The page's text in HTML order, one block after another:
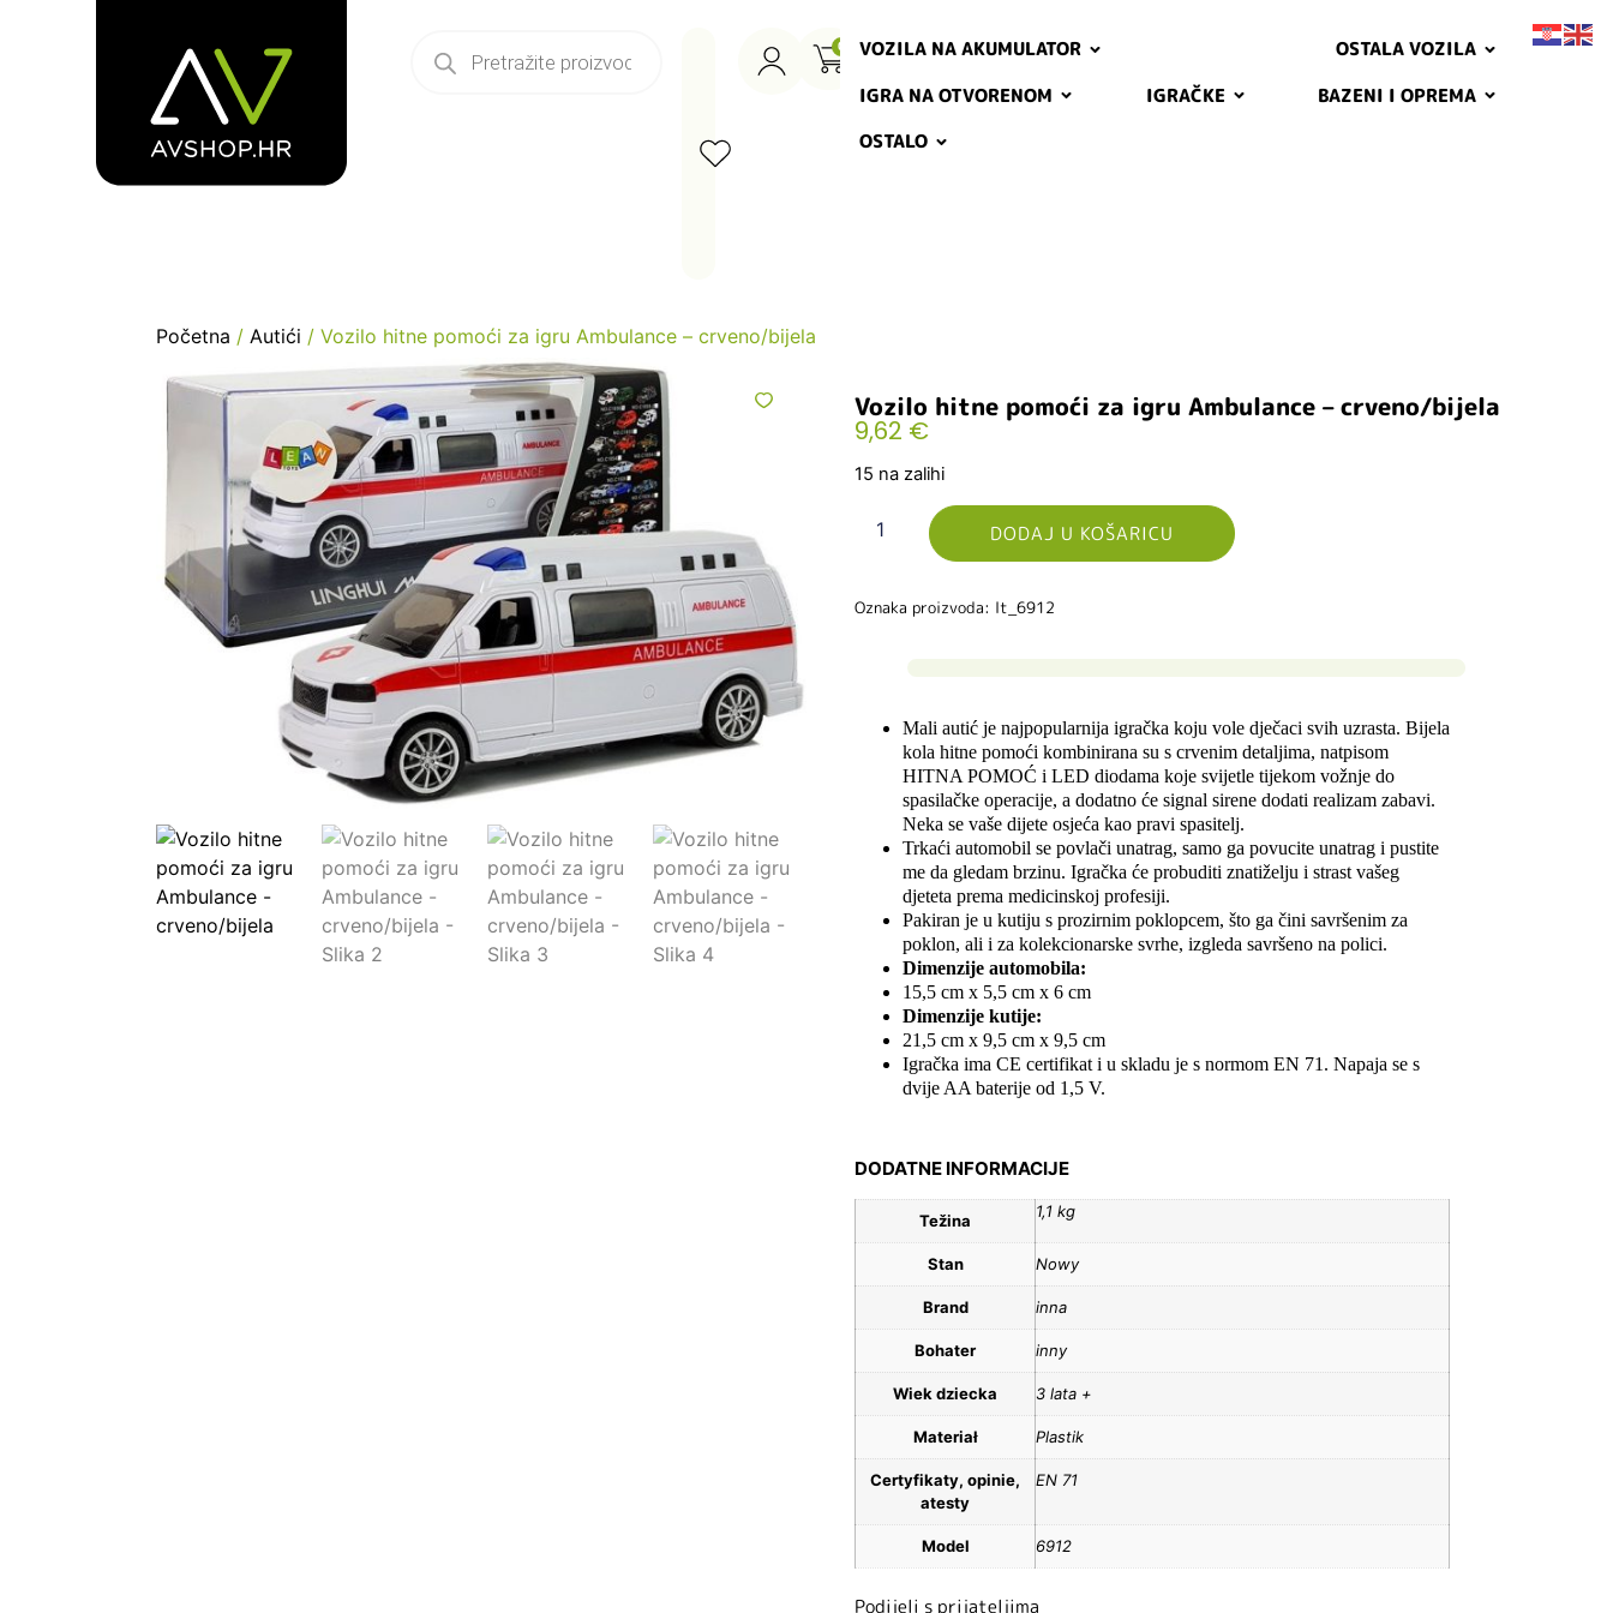
0 VOZILA NA AKUMULATOR
OSTALA VOZILA
IGRA NA OTVORENOM
IGRAČKE
BAZENI I OPREMA
OSTALO
Početna / Autići / Vozilo hitne pomoći za igru Ambulance – crveno/bijela
Vozilo hitne pomoći za igru Ambulance – crveno/bijela
9,62 €
15 na zalihi
DODAJ U KOŠARICU
Oznaka proizvoda: lt_6912
Mali autić je najpopularnija igračka koju vole dječaci svih uzrasta. Bijela
kola hitne pomoći kombinirana su s crvenim detaljima, natpisom
HITNA POMOĆ i ​​LED diodama koje svijetle tijekom vožnje do
spasilačke operacije, a dodatno će signal sirene dodati realizam zabavi.
Neka se vaše dijete osjeća kao pravi spasitelj.
Trkaći automobil se povlači unatrag, samo ga povucite unatrag i pustite
me da gledam brzinu. Igračka će probuditi znatiželju i strast vašeg
djeteta prema medicinskoj profesiji.
Pakiran je u kutiju s prozirnim poklopcem, što ga čini savršenim za
poklon, ali i za kolekcionarske svrhe, izgleda savršeno na polici.
Dimenzije automobila:
15,5 cm x 5,5 cm x 6 cm
Dimenzije kutije:
21,5 cm x 9,5 cm x 9,5 cm
Igračka ima CE certifikat i u skladu je s normom EN 71. Napaja se s
dvije AA baterije od 1,5 V.
DODATNE INFORMACIJE
Težina 1,1 kg
Stan Nowy
Brand inna
Bohater inny
Wiek dziecka 3 lata +
Materiał Plastik
Certyfikaty, opinie,
atesty
EN 71
Model 6912
Podijeli s prijateljima